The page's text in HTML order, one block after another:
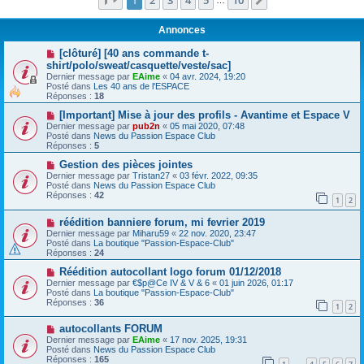
Annonces
[clôturé] [40 ans commande t-
shirt/polo/sweat/casquette/veste/sac]
Dernier message par EAime « 04 avr. 2024, 19:20
Posté dans Les 40 ans de l'ESPACE
Réponses : 18
[Important] Mise à jour des profils - Avantime et Espace V
Dernier message par pub2n « 05 mai 2020, 07:48
Posté dans News du Passion Espace Club
Réponses : 5
Gestion des pièces jointes
Dernier message par Tristan27 « 03 févr. 2022, 09:35
Posté dans News du Passion Espace Club
Réponses : 42 1 2
réédition banniere forum, mi fevrier 2019
Dernier message par Miharu59 « 22 nov. 2020, 23:47
Posté dans La boutique "Passion-Espace-Club"
Réponses : 24
Réédition autocollant logo forum 01/12/2018
Dernier message par €$p@Ce IV & V & 6 « 01 juin 2026, 01:17
Posté dans La boutique "Passion-Espace-Club"
Réponses : 36 1 2
autocollants FORUM
Dernier message par EAime « 17 nov. 2025, 19:31
Posté dans News du Passion Espace Club
Réponses : 165